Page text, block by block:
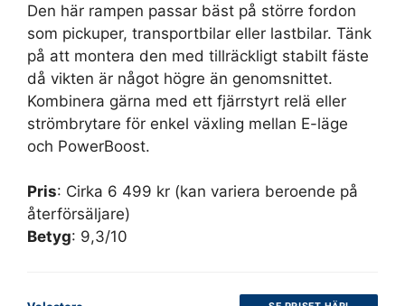
Den här rampen passar bäst på större fordon
som pickuper, transportbilar eller lastbilar. Tänk
på att montera den med tillräckligt stabilt fäste
då vikten är något högre än genomsnittet.
Kombinera gärna med ett fjärrstyrt relä eller
strömbrytare för enkel växling mellan E-läge
och PowerBoost.
Pris: Cirka 6 499 kr (kan variera beroende på
återförsäljare)
Betyg: 9,3/10